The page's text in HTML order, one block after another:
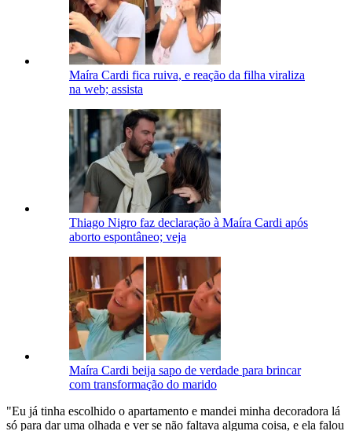
Maíra Cardi fica ruiva, e reação da filha viraliza
na web; assista
Thiago Nigro faz declaração à Maíra Cardi após
aborto espontâneo; veja
Maíra Cardi beija sapo de verdade para brincar
com transformação do marido
"Eu já tinha escolhido o apartamento e mandei minha decoradora lá
só para dar uma olhada e ver se não faltava alguma coisa, e ela falou